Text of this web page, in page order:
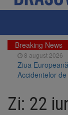
Breaking News
8 august 2026
Ziua
Accidentelor
fostului
Star
Zi: 22